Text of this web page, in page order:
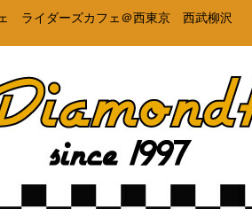
ライダーズカフェ＠西東京 西武柳沢